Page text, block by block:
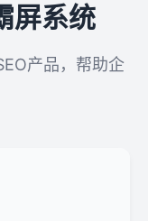
屏系统
产品，帮助企